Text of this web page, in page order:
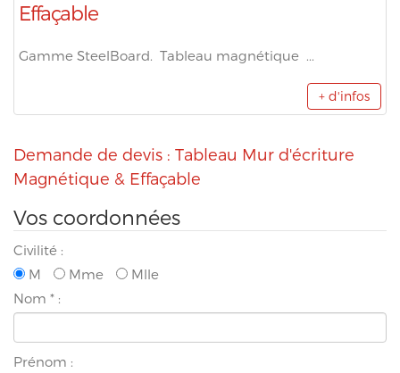
Effaçable
Gamme SteelBoard. Tableau magnétique ...
+ d'infos
Demande de devis : Tableau Mur d'écriture
Magnétique & Effaçable
Vos coordonnées
Civilité :
M
Mme
Mlle
Nom * :
Prénom :